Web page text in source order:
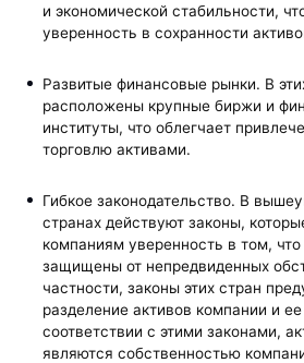
и экономической стабильности,
уверенность в сохранности
Развитые финансовые рынки. В
расположены крупные биржи и
институты, что облегчает
торговлю активами.
Гибкое законодательство. В
странах действуют законы,
компаниям уверенность в том, что
защищены от непредвиденных
частности, законы этих стран
разделение активов компании и
соответствии с этими законами,
являются собственностью